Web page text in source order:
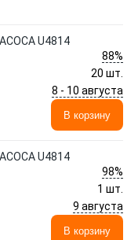
U4814
88%
20 шт.
8 - 10 августа
В корзину
U4814
98%
1 шт.
9 августа
В корзину